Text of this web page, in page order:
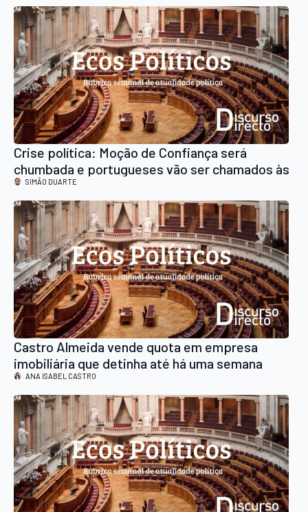
Crise política: Moção de Confiança será
chumbada e portugueses vão ser chamados às
urnas novamente
SIMÃO DUARTE
Castro Almeida vende quota em empresa
imobiliária que detinha até há uma semana
ANA ISABEL CASTRO